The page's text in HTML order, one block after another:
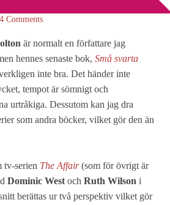
4 Comments
är normalt en författare jag
hennes senaste bok, Små svarta
inte bra. Det händer inte
tempot är sömnigt och
urtråkiga. Dessutom kan jag dra
som andra böcker, vilket gör den än
tv-serien The Affair(som för övrigt är
Dominic West och Ruth Wilson i
berättas ur två perspektiv vilket gör